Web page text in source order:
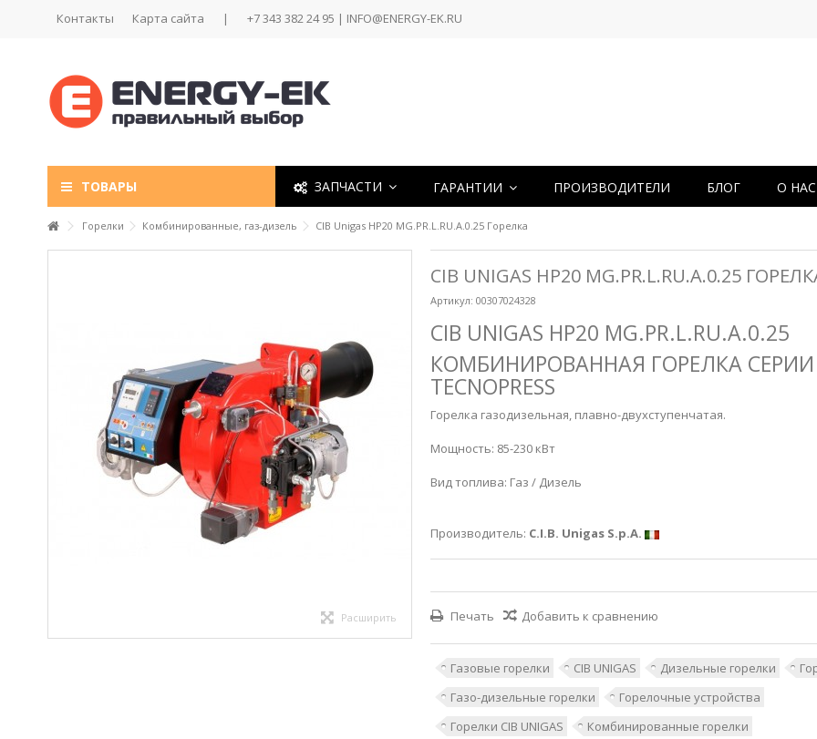
Контакты Карта сайта | +7 343 382 24 95 | INFO@ENERGY-EK.RU
ТОВАРЫ ЗАПЧАСТИ ГАРАНТИИ ПРОИЗВОДИТЕЛИ БЛОГ О НАС
Горелки Комбинированные, газ-дизель CIB Unigas HP20 MG.PR.L.RU.A.0.25 Горелка
Расширить
CIB UNIGAS HP20 MG.PR.L.RU.A.0.25
Артикул: 00307024328
CIB UNIGAS HP20 MG.PR.L.RU.A.0.25
КОМБИНИРОВАННАЯ ГОРЕЛКА СЕРИИ
TECNOPRESS
Горелка газодизельная, плавно-двухступенчатая.
Мощность: 85-230 кВт
Вид топлива: Газ / Дизель
Производитель: C.I.B. Unigas S.p.A.
Печать Добавить к сравнению
Газовые горелки CIB UNIGAS Дизельные горелки
Газо-дизельные горелки
Горелочные устройства
Горелки CIB UNIGAS
Комбинированные горелки